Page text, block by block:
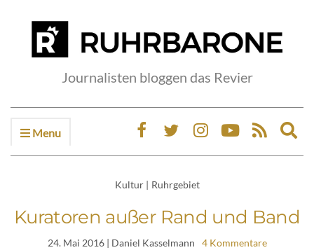
Journalisten bloggen das Revier
Menu
Kultur | Ruhrgebiet
Kuratoren außer Rand und Band
24. Mai 2016| Daniel Kasselmann 4 Kommentare